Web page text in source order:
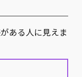
ある人に見えま